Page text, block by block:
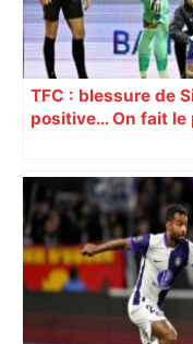
TFC : blessure de
positive… On fait le